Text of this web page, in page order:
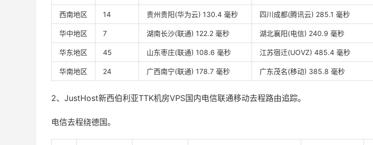
西南地区 14 贵州贵阳(华为云) 130.4 毫秒 四川成都(腾讯云) 285.1 毫秒
华中地区 7 湖南长沙(联通) 122.2 毫秒 湖北襄阳(电信) 240.9 毫秒
华东地区 45 山东枣庄(联通) 108.6 毫秒 江苏宿迁(UOVZ) 485.4 毫秒
华南地区 24 广西南宁(联通) 178.7 毫秒 广东茂名(移动) 385.8 毫秒
2、JustHost新西伯利亚TTK机房VPS国内电信联通移动去程路由追踪。
电信去程绕德国。